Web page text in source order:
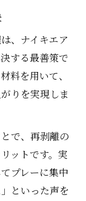
、ナイキエア
する最善策で
料を用いて、
りを実現しま
で、再剥離の
ットです。実
プレーに集中
といった声を